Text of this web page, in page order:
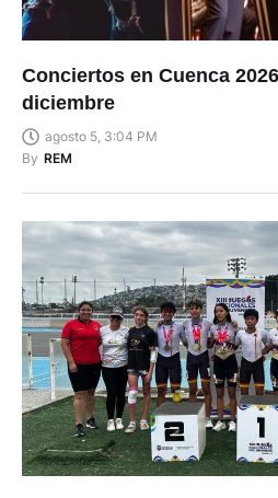
Conciertos en Cuenca
diciembre
agosto 5, 3:04 PM
By REM